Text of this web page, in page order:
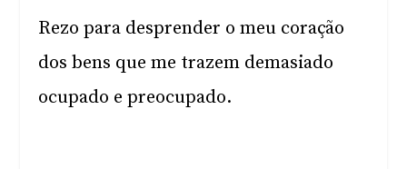
Rezo para desprender o meu coração
dos bens que me trazem demasiado
ocupado e preocupado.